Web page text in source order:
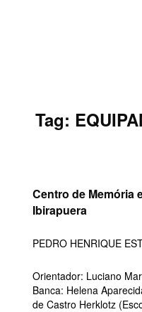
Tag:
Centro de Memória
Ibirapuera
PEDRO HENRIQUE
Orientador: Luciano
Banca: Helena
de Castro Herklotz